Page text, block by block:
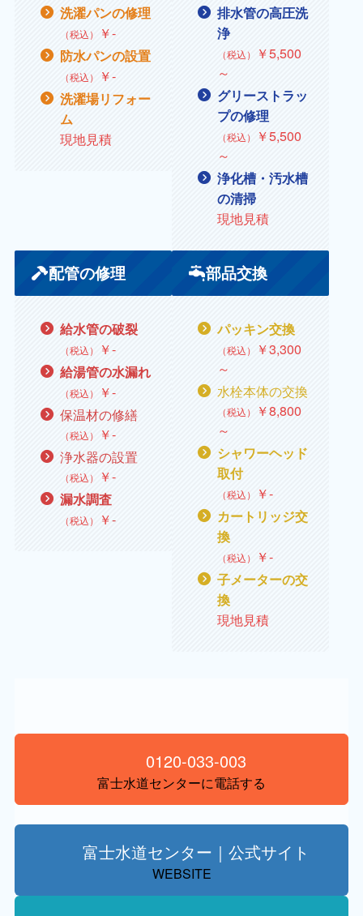
洗濯パンの修理
（税込） ￥‐
防水パンの設置
（税込） ￥‐
洗濯場リフォー
ム
現地見積
排水管の高圧洗
浄
（税込）
￥5,500
～
グリーストラッ
プの修理
（税込）
￥5,500
～
浄化槽・汚水槽
の清掃
現地見積
配管の修理
給水管の破裂
（税込） ￥‐
給湯管の水漏れ
（税込）
￥‐
保温材の修繕
（税込）
￥‐
浄水器の設置
（税込） ￥‐
漏水調査
（税込） ￥‐
部品交換
パッキン交換
（税込） ￥3,300
～
水栓本体の交換
（税込） ￥8,800
～
シャワーヘッド
取付
（税込） ￥‐
カートリッジ交
換
（税込） ￥‐
子メーターの交
換
現地見積
0120-033-003
富士水道センターに電話する
富士水道センター｜公式サイト
WEBSITE